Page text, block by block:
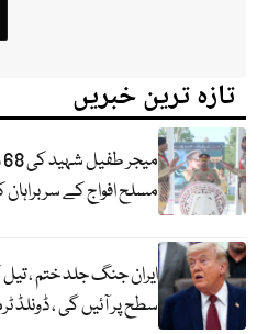
تازہ ترین خبریں
مسلح افواج کے
ایران جنگ جلد ختم ،
سطح پر آئیں گی ، ڈونلڈ